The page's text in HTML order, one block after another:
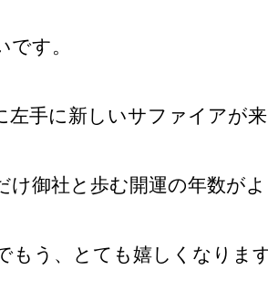
です。
手に新しいサファイアが
け御社と歩む開運の年数が
もう、とても嬉しくなりま